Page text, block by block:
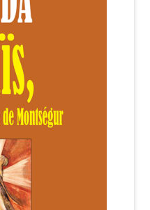
cookies